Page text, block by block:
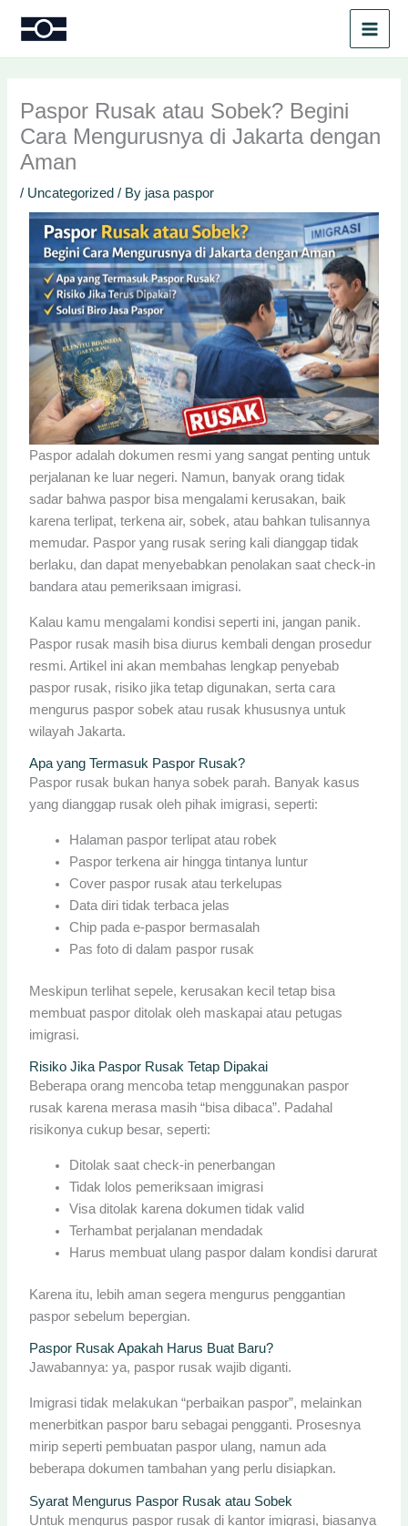
Paspor Rusak atau Sobek? Begini
Cara Mengurusnya di Jakarta dengan
Aman
/ Uncategorized / By jasa paspor
Paspor adalah dokumen resmi yang sangat penting untuk
perjalanan ke luar negeri. Namun, banyak orang tidak
sadar bahwa paspor bisa mengalami kerusakan, baik
karena terlipat, terkena air, sobek, atau bahkan tulisannya
memudar. Paspor yang rusak sering kali dianggap tidak
berlaku, dan dapat menyebabkan penolakan saat check-in
bandara atau pemeriksaan imigrasi.
Kalau kamu mengalami kondisi seperti ini, jangan panik.
Paspor rusak masih bisa diurus kembali dengan prosedur
resmi. Artikel ini akan membahas lengkap penyebab
paspor rusak, risiko jika tetap digunakan, serta cara
mengurus paspor sobek atau rusak khususnya untuk
wilayah Jakarta.
Apa yang Termasuk Paspor Rusak?
Paspor rusak bukan hanya sobek parah. Banyak kasus
yang dianggap rusak oleh pihak imigrasi, seperti:
Halaman paspor terlipat atau robek
Paspor terkena air hingga tintanya luntur
Cover paspor rusak atau terkelupas
Data diri tidak terbaca jelas
Chip pada e-paspor bermasalah
Pas foto di dalam paspor rusak
Meskipun terlihat sepele, kerusakan kecil tetap bisa
membuat paspor ditolak oleh maskapai atau petugas
imigrasi.
Risiko Jika Paspor Rusak Tetap Dipakai
Beberapa orang mencoba tetap menggunakan paspor
rusak karena merasa masih “bisa dibaca”. Padahal
risikonya cukup besar, seperti:
Ditolak saat check-in penerbangan
Tidak lolos pemeriksaan imigrasi
Visa ditolak karena dokumen tidak valid
Terhambat perjalanan mendadak
Harus membuat ulang paspor dalam kondisi darurat
Karena itu, lebih aman segera mengurus penggantian
paspor sebelum bepergian.
Paspor Rusak Apakah Harus Buat Baru?
Jawabannya: ya, paspor rusak wajib diganti.
Imigrasi tidak melakukan “perbaikan paspor”, melainkan
menerbitkan paspor baru sebagai pengganti. Prosesnya
mirip seperti pembuatan paspor ulang, namun ada
beberapa dokumen tambahan yang perlu disiapkan.
Syarat Mengurus Paspor Rusak atau Sobek
Untuk mengurus paspor rusak di kantor imigrasi, biasanya